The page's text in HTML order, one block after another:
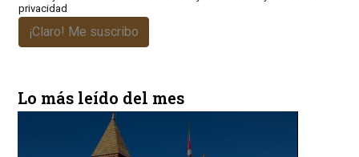
privacidad
¡Claro! Me suscribo
Lo más leído del mes